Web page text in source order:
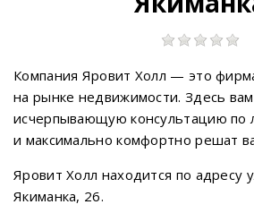
Компания Яровит Холл — это
на рынке недвижимости. Здесь
исчерпывающую консультацию по
и максимально комфортно решат
Яровит Холл находится по адресу
Якиманка, 26.